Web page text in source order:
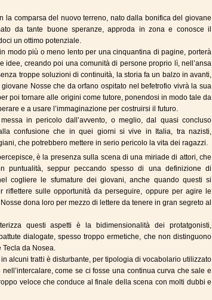
la comparsa del nuovo terreno, nato dalla bonifica del giovane
da tante buone speranze, approda in zona e conosce il
un ottimo potenziale.
modo più o meno lento per una cinquantina di pagine, porterà
idee, creando poi una comunità di persone proprio lì, nell’ansa
troppe soluzioni di continuità, la storia fa un balzo in avanti,
Nosse che da orfano ospitato nel befetrofio vivrà la sua
poi tornare alle origini come tutore, ponendosi in modo tale da
e a usare l’immaginazione per costruirsi il futuro.
in pericolo dall’avvento, o meglio, dal quasi concluso
confusione che in quei giorni si vive in Italia, tra nazisti,
che potrebbero mettere in serio pericolo la vita dei ragazzi.
è la presenza sulla scena di una miriade di attori, che
puntualità, seppur peccando spesso di una definizione di
cogliere le sfumature dei giovani, anche quando questi si
riflettere sulle opportunità da perseguire, oppure per agire le
dona loro per mezzo di lettere da tenere in gran segreto al
questi aspetti è la bidimensionalità dei protatgonisti,
dialogate, spesso troppo ermetiche, che non distinguono
Tecla da Nosea.
alcuni tratti è disturbante, per tipologia di vocabolario utilizzato
come se ci fosse una continua curva che sale e
veloce che conduce al finale della scena con molti dubbi e